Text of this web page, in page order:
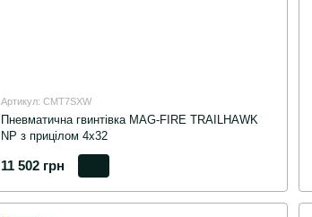
Артикул: CMT7SXW
Пневматична гвинтівка MAG-FIRE TRAILHAWK
NP з прицілом 4х32
11 502 грн